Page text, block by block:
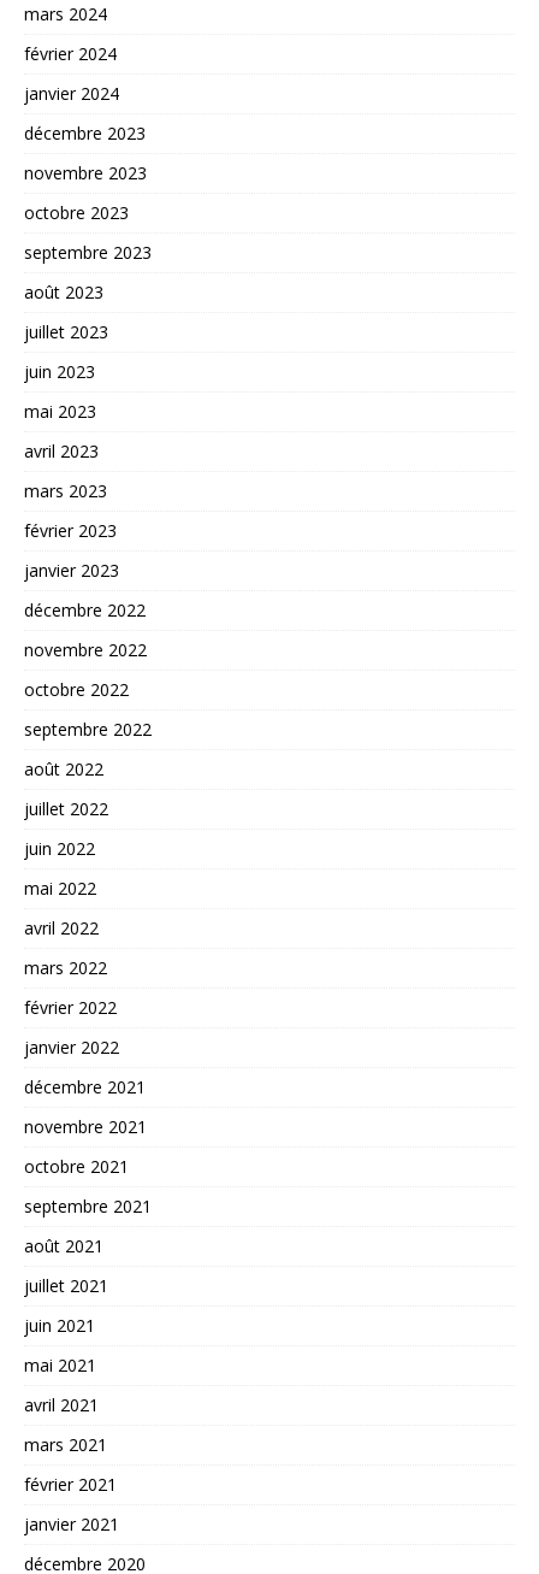
mars 2024
février 2024
janvier 2024
décembre 2023
novembre 2023
octobre 2023
septembre 2023
août 2023
juillet 2023
juin 2023
mai 2023
avril 2023
mars 2023
février 2023
janvier 2023
décembre 2022
novembre 2022
octobre 2022
septembre 2022
août 2022
juillet 2022
juin 2022
mai 2022
avril 2022
mars 2022
février 2022
janvier 2022
décembre 2021
novembre 2021
octobre 2021
septembre 2021
août 2021
juillet 2021
juin 2021
mai 2021
avril 2021
mars 2021
février 2021
janvier 2021
décembre 2020